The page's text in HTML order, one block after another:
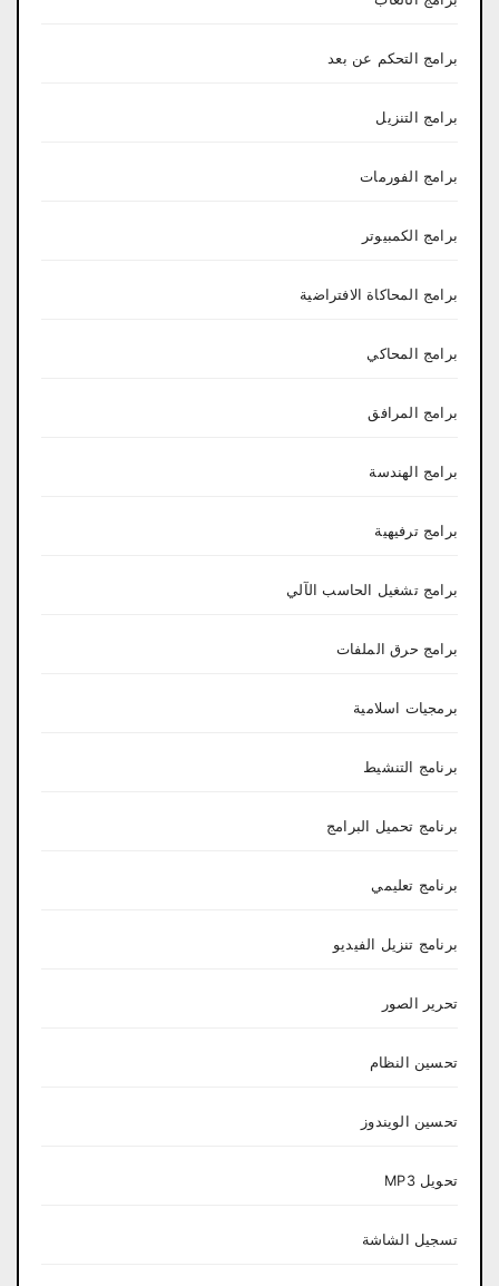
برامج التحكم عن بعد
برامج التنزيل
برامج الفورمات
برامج الكمبيوتر
برامج المحاكاة الافتراضية
برامج المحاكي
برامج المرافق
برامج الهندسة
برامج ترفيهية
برامج تشغيل الحاسب الآلي
برامج حرق الملفات
برمجيات اسلامية
برنامج التنشيط
برنامج تحميل البرامج
برنامج تعليمي
برنامج تنزيل الفيديو
تحرير الصور
تحسين النظام
تحسين الويندوز
تحويل MP3
تسجيل الشاشة